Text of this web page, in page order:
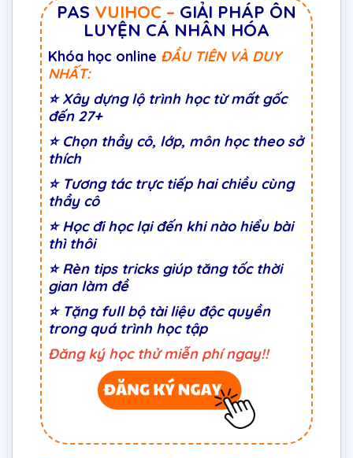
PAS VUIHOC – GIẢI PHÁP ÔN
LUYỆN CÁ NHÂN HÓA
Khóa học online ĐẦU TIÊN VÀ DUY
NHẤT:
⭐Xây dựng lộ trình học từ mất gốc
đến 27+
⭐ Chọn thầy cô, lớp, môn học theo sở
thích
⭐ Tương tác trực tiếp hai chiều cùng
thầy cô
⭐ Học đi học lại đến khi nào hiểu bài
thì thôi
⭐ Rèn tips tricks giúp tăng tốc thời
gian làm đề
⭐ Tặng full bộ tài liệu độc quyền
trong quá trình học tập
Đăng ký học thử miễn phí ngay!!